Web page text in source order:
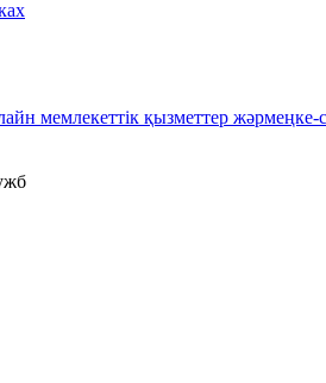
мемлекеттік қызметтер жәрмеңке-